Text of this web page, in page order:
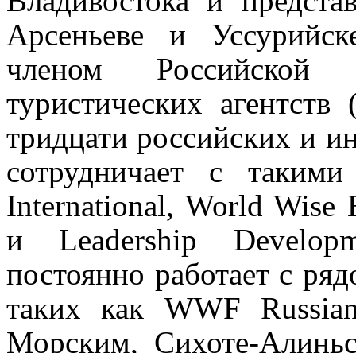
Арсеньеве и
членом
туристических
тридцати российских и
сотрудничает с
International, World Wise
и Leadership
постоянно работает с
таких как WWF
Морским, Сихоте-